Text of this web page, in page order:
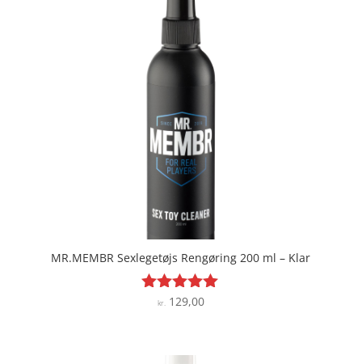
MR.MEMBR Sexlegetøjs Rengøring 200 ml – Klar
Vurderet
kr. 129,00